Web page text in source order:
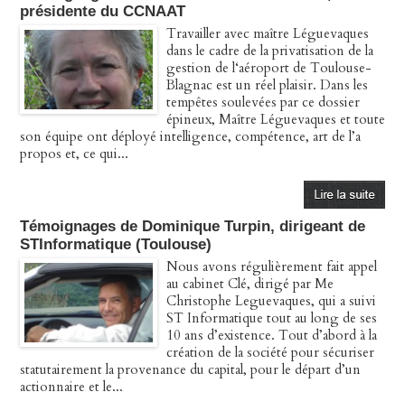
présidente du CCNAAT
Travailler avec maître Léguevaques
dans le cadre de la privatisation de la
gestion de l‘aéroport de Toulouse-
Blagnac est un réel plaisir. Dans les
tempêtes soulevées par ce dossier
épineux, Maître Léguevaques et toute
son équipe ont déployé intelligence, compétence, art de l’a
propos et, ce qui...
Témoignages de Dominique Turpin, dirigeant de
STInformatique (Toulouse)
Nous avons régulièrement fait appel
au cabinet Clé, dirigé par Me
Christophe Leguevaques, qui a suivi
ST Informatique tout au long de ses
10 ans d’existence. Tout d’abord à la
création de la société pour sécuriser
statutairement la provenance du capital, pour le départ d’un
actionnaire et le...